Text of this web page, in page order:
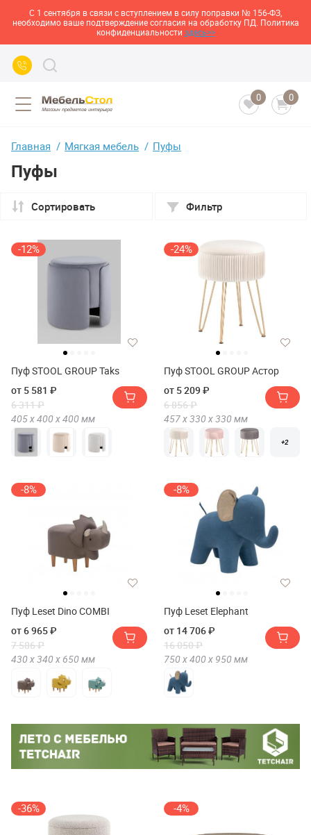
С 1 сентября в связи с вступлением в силу поправки № 156-ФЗ,
необходимо ваше подтверждение согласия на обработку ПД. Политика
конфиденциальности здесь>>
0 0
Главная Мягкая мебель Пуфы
Пуфы
Сортировать Фильтр
-12%
Пуф STOOL GROUP Taks
от 5 581 ₽
6 311 ₽
405 х400 х400 мм
-24%
Пуф STOOL GROUP Астор
от 5 209 ₽
6 856 ₽
457 х330 х330 мм
+2
-8%
Пуф Leset Dino COMBI
от 6 965 ₽
7 586 ₽
430 х340 х 650 мм
-8%
Пуф Leset Elephant
от 14 706 ₽
16 050 ₽
750 х400 х 950 мм
-36% -4%